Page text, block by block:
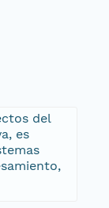
del
es